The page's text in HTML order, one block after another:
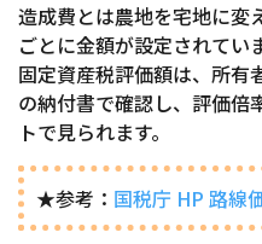
造成費とは農地を宅地に変
ごとに金額が設定されてい
固定資産税評価額は、所有
の納付書で確認し、評価倍
トで見られます。
★参考： 国税庁 HP 路線